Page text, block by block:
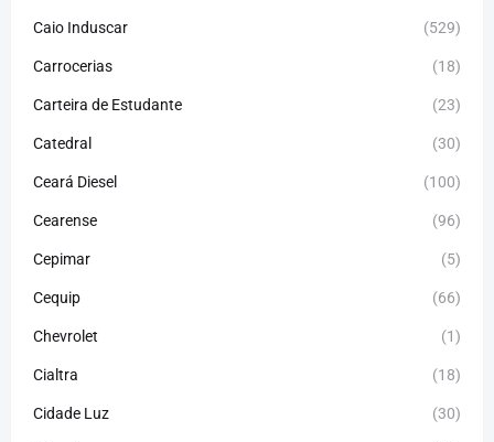
Caio Induscar (529)
Carrocerias (18)
Carteira de Estudante (23)
Catedral (30)
Ceará Diesel (100)
Cearense (96)
Cepimar (5)
Cequip (66)
Chevrolet (1)
Cialtra (18)
Cidade Luz (30)